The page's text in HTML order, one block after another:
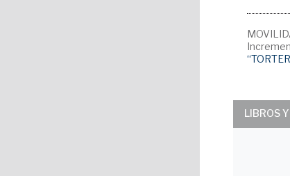
LIBROS